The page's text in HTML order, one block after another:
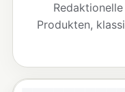
Produkten,